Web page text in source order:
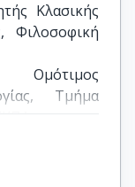
Κλασικής
Φιλοσοφική
Ομότιμος
Τμήμα
Τμήμα